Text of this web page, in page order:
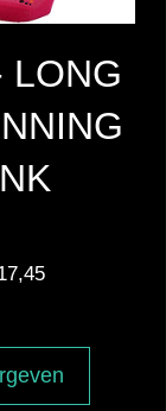
LONG
Verkoopprijs